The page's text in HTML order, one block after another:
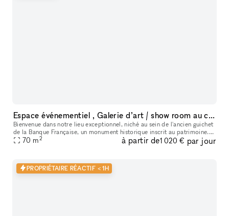
Espace événementiel , Galerie d’art / show room au cœur de Paris
Bienvenue dans notre lieu exceptionnel, niché au sein de l'ancien guichet
de la Banque Française, un monument historique inscrit au patrimoine.
Cet espace polyvalent offre une variété d'options pour
70 m2 à partir de1 020 € par jour
PROPRIÉTAIRE RÉACTIF < 1H